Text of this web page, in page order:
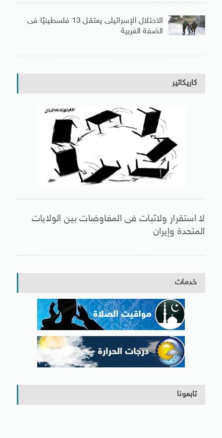
الاحتلال الإسرائيلى يعتقل 13 فلسطينيًا فى
الضفة الغربية
كاريكاتير
لا استقرار ولاثبات فى المفاوضات بين الولايات
المتحدة وإيران
خدمات
تابعونا